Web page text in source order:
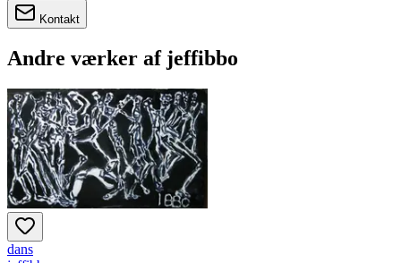
Kontakt
Andre værker af jeffibbo
dans